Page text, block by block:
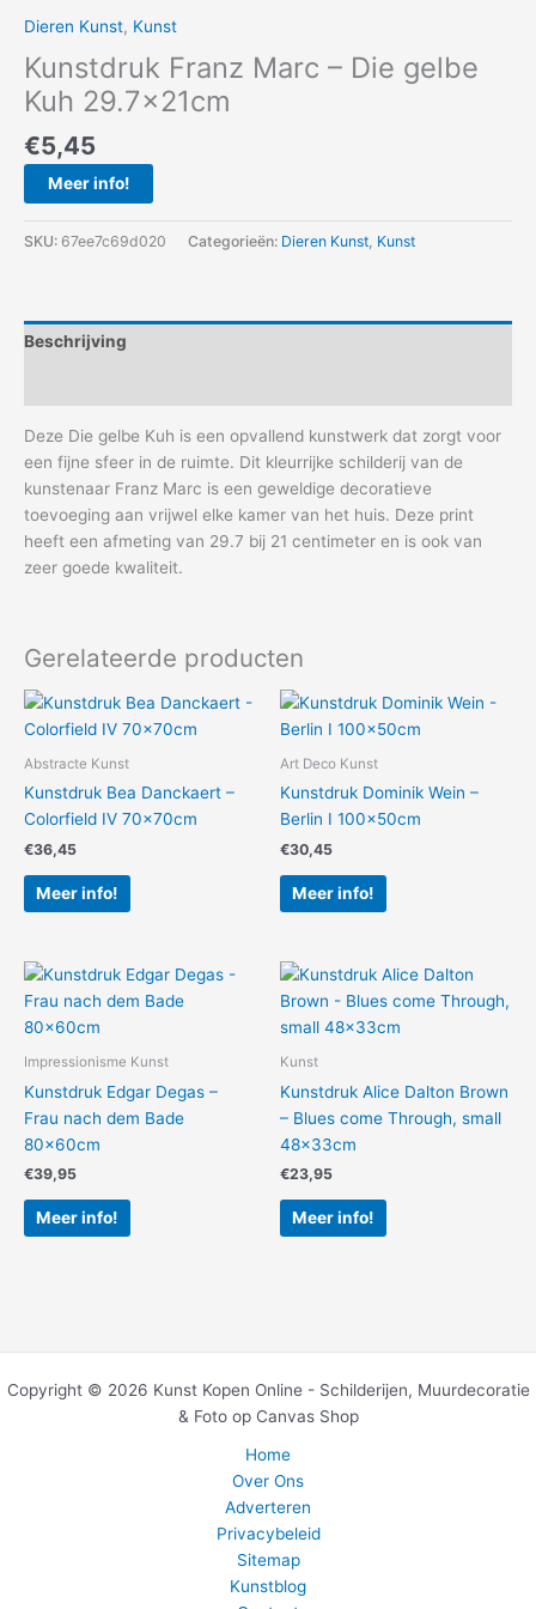
Dieren Kunst, Kunst
Kunstdruk Franz Marc – Die gelbe
Kuh 29.7x21cm
€5,45
Meer info!
SKU: 67ee7c69d020 Categorieën: Dieren Kunst Kunst
Beschrijving
Deze Die gelbe Kuh is een opvallend kunstwerk dat zorgt voor
een fijne sfeer in de ruimte. Dit kleurrijke schilderij van de
kunstenaar Franz Marc is een geweldige decoratieve
toevoeging aan vrijwel elke kamer van het huis. Deze print
heeft een afmeting van 29.7 bij 21 centimeter en is ook van
zeer goede kwaliteit.
Gerelateerde producten
Abstracte Kunst
Kunstdruk Bea Danckaert –
Colorfield IV 70x70cm
€36,45
Meer info!
Art Deco Kunst
Kunstdruk Dominik Wein –
Berlin I 100x50cm
€30,45
Meer info!
Impressionisme Kunst
Kunstdruk Edgar Degas –
Frau nach dem Bade
80x60cm
€39,95
Meer info!
Kunst
Kunstdruk Alice Dalton Brown
– Blues come Through, small
48x33cm
€23,95
Meer info!
Copyright © 2026 Kunst Kopen Online - Schilderijen, Muurdecoratie
& Foto op Canvas Shop
Home
Over Ons
Adverteren
Privacybeleid
Sitemap
Kunstblog